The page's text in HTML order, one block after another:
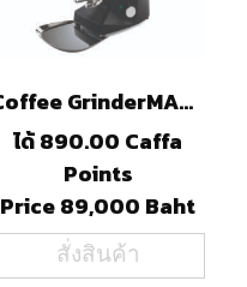
Coffee GrinderMAZZERMajorV.Electronic(B)
ได้ 890.00 Caffa
Points
Price 89,000 Baht
สั่งสินค้า